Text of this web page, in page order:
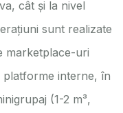
cât și la nivel
sunt realizate
marketplace-uri
platforme interne, în
(1-2 m³,